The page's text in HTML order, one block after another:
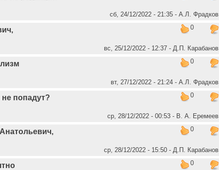
сб, 24/12/2022 - 21:35 - А.Л. Фрадков
0
вс, 25/12/2022 - 12:37 - Д.П. Карабанов
0
вт, 27/12/2022 - 21:24 - А.Л. Фрадков
0
попадут?
ср, 28/12/2022 - 00:53 - В. А. Еремеев
0
ср, 28/12/2022 - 15:50 - Д.П. Карабанов
0